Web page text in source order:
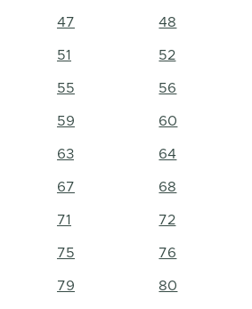
47 48
51 52
55 56
59 60
63 64
67 68
71 72
75 76
79 80